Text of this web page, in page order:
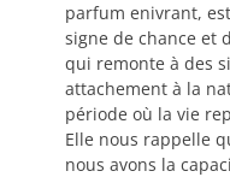
parfum enivrant,
signe de chance et
qui remonte à des
attachement à la
période où la vie
Elle nous rappelle
nous avons la